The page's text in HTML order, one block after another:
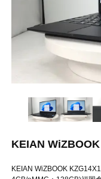
KEIAN
KEIAN WiZBOOK